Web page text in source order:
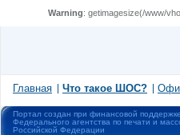
Warning: getimagesize(/www/
Главная Что такое ШОС?
Портал создан при финансовой поддержке
Федерального агентства по печати и
Российской Федерации